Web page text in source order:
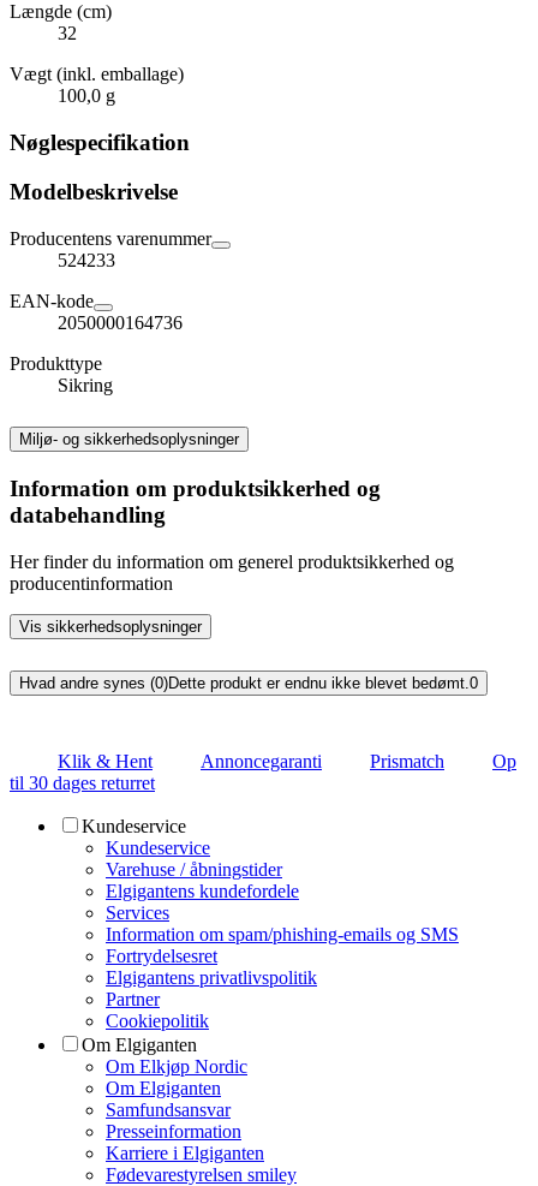
Længde (cm)
32
Vægt (inkl. emballage)
100,0 g
Nøglespecifikation
Modelbeskrivelse
Producentens varenummer
524233
EAN-kode
2050000164736
Produkttype
Sikring
Miljø- og sikkerhedsoplysninger
Information om produktsikkerhed og
databehandling
Her finder du information om generel produktsikkerhed og
producentinformation
Vis sikkerhedsoplysninger
Hvad andre synes (0)Dette produkt er endnu ikke blevet bedømt. 0
Klik & Hent Annoncegaranti Prismatch
Op
til 30 dages returret
Kundeservice
Kundeservice
Varehuse / åbningstider
Elgigantens kundefordele
Services
Information om spam/phishing-emails og SMS
Fortrydelsesret
Elgigantens privatlivspolitik
Partner
Cookiepolitik
Om Elgiganten
Om Elkjøp Nordic
Om Elgiganten
Samfundsansvar
Presseinformation
Karriere i Elgiganten
Fødevarestyrelsen smiley